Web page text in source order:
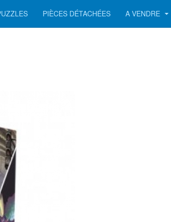
PIÈCES DÉTACHÉES A VENDRE